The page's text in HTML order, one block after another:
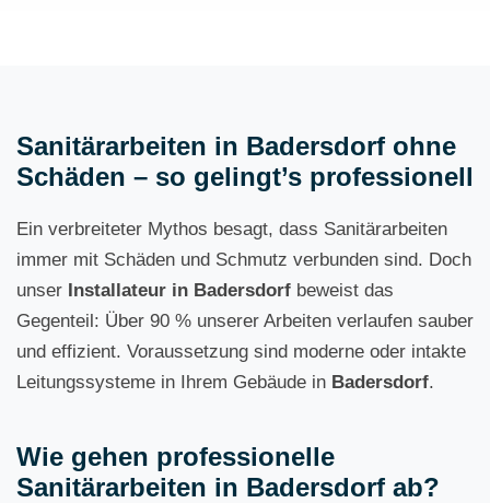
Sanitärarbeiten in Badersdorf ohne
Schäden – so gelingt’s professionell
Ein verbreiteter Mythos besagt, dass Sanitärarbeiten
immer mit Schäden und Schmutz verbunden sind. Doch
unser Installateur in Badersdorf beweist das
Gegenteil: Über 90 % unserer Arbeiten verlaufen sauber
und effizient. Voraussetzung sind moderne oder intakte
Leitungssysteme in Ihrem Gebäude in Badersdorf.
Wie gehen professionelle
Sanitärarbeiten in Badersdorf ab?